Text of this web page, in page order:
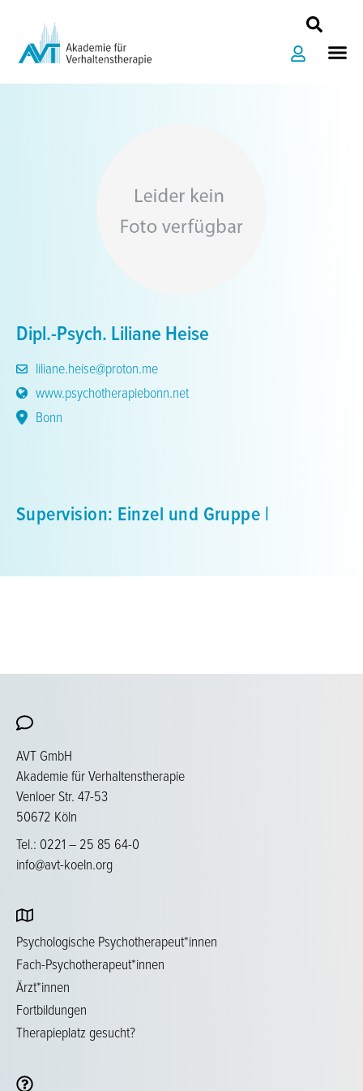
springen
Dipl.-Psych. Liliane Heise
liliane.heise@proton.me
www.psychotherapiebonn.net
Bonn
Supervision: Einzel und Gruppe |
AVT GmbH
Akademie für Verhaltenstherapie
Venloer Str. 47-53
50672 Köln
Tel.: 0221 – 25 85 64-0
info@avt-koeln.org
Psychologische Psychotherapeut*innen
Fach-Psychotherapeut*innen
Ärzt*innen
Fortbildungen
Therapieplatz gesucht?